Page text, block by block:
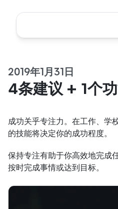
2019年1月31日
4条建议 + 1个
成功关乎专注力。在工作、学
的技能将决定你的成功程度。
保持专注有助于你高效地完成
按时完成事情或达到目标。